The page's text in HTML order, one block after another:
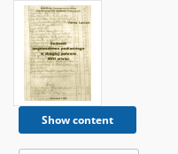
Show content